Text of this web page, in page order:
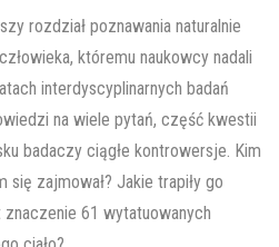
rozdział poznawania naturalnie
któremu naukowcy nadali
interdyscyplinarnych badań
na wiele pytań, część kwestii
badaczy ciągłe kontrowersje. Kim
się zajmował? Jakie trapiły go
61 wytatuowanych